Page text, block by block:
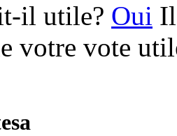
il utile? Oui
votre vote